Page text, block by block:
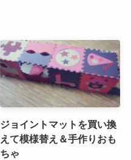
ジョイントマットを買い換
えて模様替え＆手作りおも
ちゃ